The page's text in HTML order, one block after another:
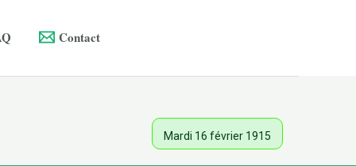
Contact
Mardi 16 février 1915